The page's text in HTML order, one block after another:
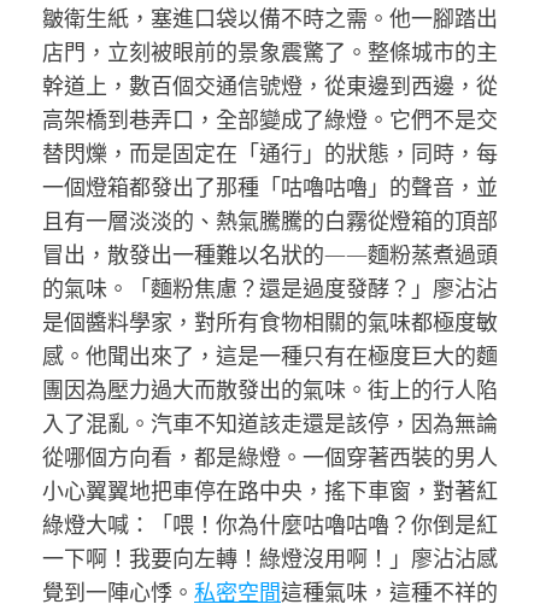
皺衛生紙，塞進口袋以備不時之需。他一腳踏出
店門，立刻被眼前的景象震驚了。整條城市的主
幹道上，數百個交通信號燈，從東邊到西邊，從
高架橋到巷弄口，全部變成了綠燈。它們不是交
替閃爍，而是固定在「通行」的狀態，同時，每
一個燈箱都發出了那種「咕嚕咕嚕」的聲音，並
且有一層淡淡的、熱氣騰騰的白霧從燈箱的頂部
冒出，散發出一種難以名狀的——麵粉蒸煮過頭
的氣味。「麵粉焦慮？還是過度發酵？」廖沾沾
是個醬料學家，對所有食物相關的氣味都極度敏
感。他聞出來了，這是一種只有在極度巨大的麵
團因為壓力過大而散發出的氣味。街上的行人陷
入了混亂。汽車不知道該走還是該停，因為無論
從哪個方向看，都是綠燈。一個穿著西裝的男人
小心翼翼地把車停在路中央，搖下車窗，對著紅
綠燈大喊：「喂！你為什麼咕嚕咕嚕？你倒是紅
一下啊！我要向左轉！綠燈沒用啊！」廖沾沾感
覺到一陣心悸。 私密空間這種氣味，這種不祥的